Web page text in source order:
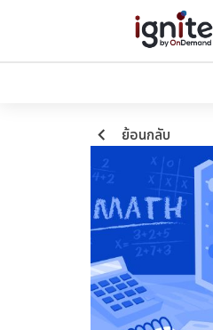
keyboard_arrow_left ย้อนกลับ